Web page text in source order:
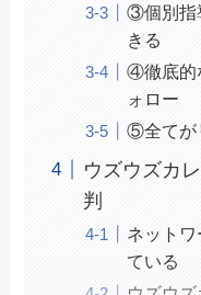
③個別指
きる
④徹底的
ォロー
⑤全てが
ウズウズカ
判
ネット
ている